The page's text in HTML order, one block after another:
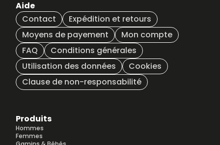
Aide
Contact
Expédition et retours
Moyens de payement
Mon compte
FAQ
Conditions générales
Utilisation des données
Cookies
Clause de non-responsabilité
Produits
Hommes
Femmes